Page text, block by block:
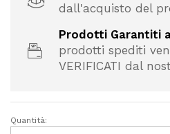
dall'acquisto del
Prodotti Garantiti
prodotti spediti
VERIFICATI dal
Bis
Quantità: